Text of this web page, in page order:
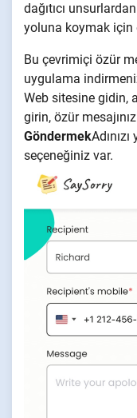
dağıtıcı
yoluna koymak için
Bu çevrimiçi özür
uygulama
Web sitesine gidin,
girin, özür
Göndermek
seçeneğiniz var.